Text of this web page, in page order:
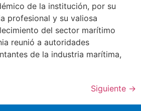
de la institución, por su
profesional y su valiosa
del sector marítimo
reunió a autoridades
de la industria marítima,
Siguiente →